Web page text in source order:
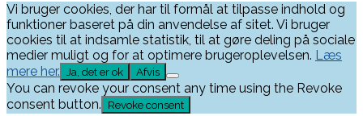
Vi bruger cookies, der har til formål at tilpasse indhold og
funktioner baseret på din anvendelse af sitet. Vi bruger
cookies til at indsamle statistik, til at gøre deling på sociale
medier muligt og for at optimere brugeroplevelsen. Læs
mere her.
Ja, det er ok Afvis
You can revoke your consent any time using the Revoke
consent button.
Revoke consent